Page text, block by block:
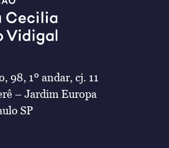
98, 1º andar, cj. 11
– Jardim Europa
SP